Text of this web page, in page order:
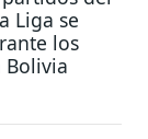
Liga se
los
Bolivia